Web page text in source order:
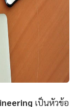
เป็นหัวข้อ